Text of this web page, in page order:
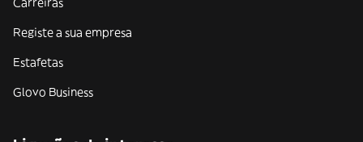
Registe a sua empresa
Estafetas
Glovo Business